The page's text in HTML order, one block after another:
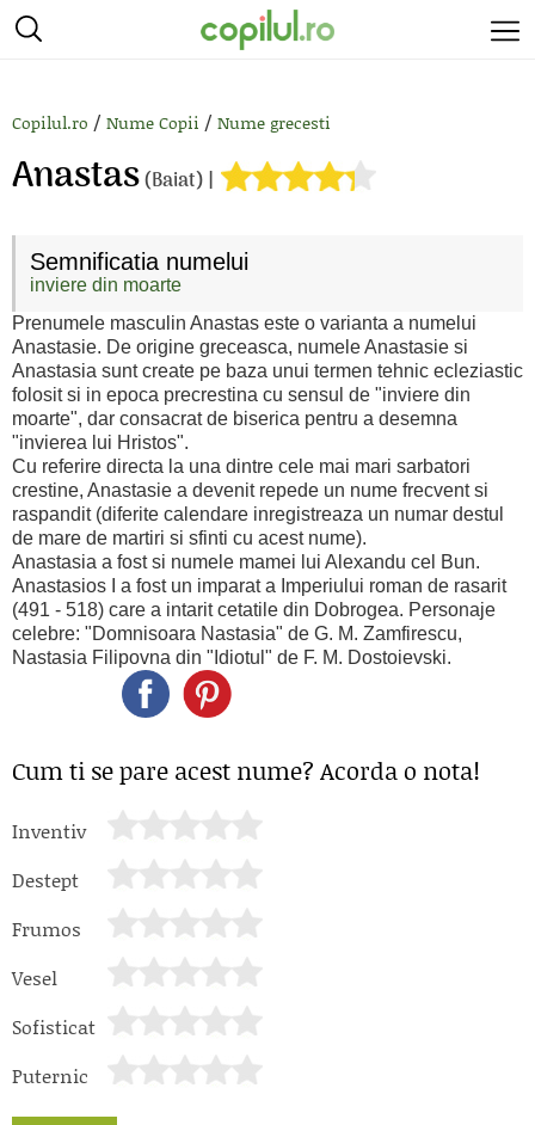
Copilul.ro / Nume Copii / Nume grecesti
Anastas(Baiat) |
Semnificatia numelui
inviere din moarte
Prenumele masculin Anastas este o varianta a numelui
Anastasie. De origine greceasca, numele Anastasie si
Anastasia sunt create pe baza unui termen tehnic ecleziastic
folosit si in epoca precrestina cu sensul de "inviere din
moarte", dar consacrat de biserica pentru a desemna
"invierea lui Hristos".
Cu referire directa la una dintre cele mai mari sarbatori
crestine, Anastasie a devenit repede un nume frecvent si
raspandit (diferite calendare inregistreaza un numar destul
de mare de martiri si sfinti cu acest nume).
Anastasia a fost si numele mamei lui Alexandu cel Bun.
Anastasios I a fost un imparat a Imperiului roman de rasarit
(491 - 518) care a intarit cetatile din Dobrogea. Personaje
celebre: "Domnisoara Nastasia" de G. M. Zamfirescu,
Nastasia Filipovna din "Idiotul" de F. M. Dostoievski.
Cum ti se pare acest nume? Acorda o nota!
Inventiv
Destept
Frumos
Vesel
Sofisticat
Puternic